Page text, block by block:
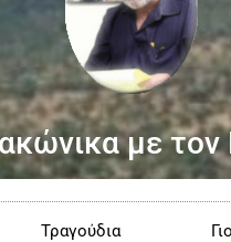
με τον
Τραγούδια